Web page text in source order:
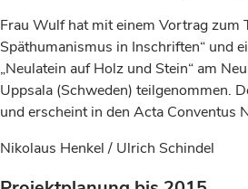
Frau Wulf hat mit einem Vortrag zum
Späthumanismus in Inschriften“ und
„Neulatein auf Holz und Stein“ am
Uppsala (Schweden) teilgenommen.
und erscheint in den Acta Conventus
Nikolaus Henkel / Ulrich Schindel